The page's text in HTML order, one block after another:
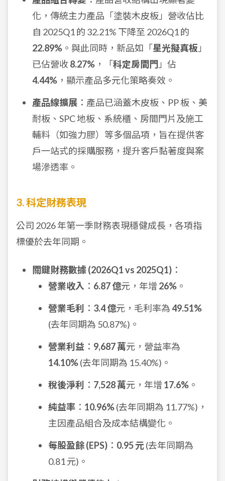
化，傳統主力產品「塗裝木皮板」營收佔比
自 2025Q1 的 32.21% 下降至 2026Q1 的
22.89% 。與此同時，新品如「星光擬真板 」
已佔營收8.27% ，「科定房間門 」佔
4.44% ，顯示產品多元化策略奏效。
產品線擴展 ：產品已涵蓋木皮板、PP 板、美
耐板、SPC 地板、系統櫃、房間門片及施工
輔料（如強力膠）等多個品項，旨在提供客
戶一站式的採購服務，提升客戶黏著度與案
場滲透率。
3. 科定財務表現
公司 2026 年第一季財務表現穩健成長，各項指
標優於去年同期。
關鍵財務數據 (2026Q1 vs 2025Q1) ：
營業收入 ： 6.87 億元，年增 26% 。
營業毛利
： 3.4 億元，毛利率為49.51%
(去年同期為 50.87%)。
營業利益 ： 9,687 萬元，營益率為
14.10%(去年同期為 15.40%)。
稅後淨利
： 7,528 萬元，年增 17.6% 。
純益率 ： 10.96%(去年同期為 11.77%)，
主因產品組合及成本結構變化。
每股盈餘 (EPS) ： 0.95 元(去年同期為
0.81 元)。